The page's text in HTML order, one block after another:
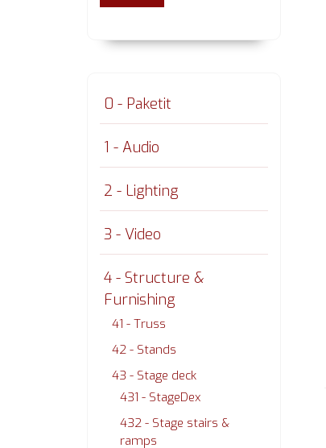
0 - Paketit
1 - Audio
2 - Lighting
3 - Video
4 - Structure &
Furnishing
41 - Truss
42 - Stands
43 - Stage deck
431 - StageDex
432 - Stage stairs &
ramps